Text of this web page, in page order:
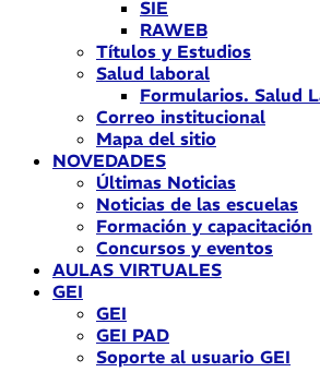
SIE
RAWEB
Títulos y Estudios
Salud laboral
Formularios. Salud
Correo institucional
Mapa del sitio
NOVEDADES
Últimas Noticias
Noticias de las escuelas
Formación y capacitación
Concursos y eventos
AULAS VIRTUALES
GEI
GEI
GEI PAD
Soporte al usuario GEI